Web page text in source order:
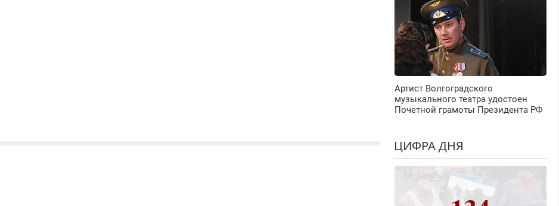
Артист Волгоградского
музыкального театра удостоен
Почетной грамоты Президента РФ
ЦИФРА ДНЯ